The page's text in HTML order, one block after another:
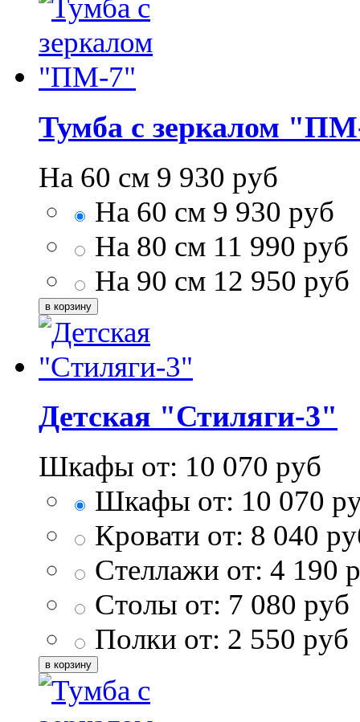
Тумба с зеркалом
На 60 см 9 930 руб
На 60 см 9 930 руб
На 80 см 11 990 руб
На 90 см 12 950 руб
Детская "Стиляги-3"
Шкафы от: 10 070 руб
Шкафы от: 10 070
Кровати от: 8 040
Стеллажи от: 4 190
Столы от: 7 080 руб
Полки от: 2 550 руб